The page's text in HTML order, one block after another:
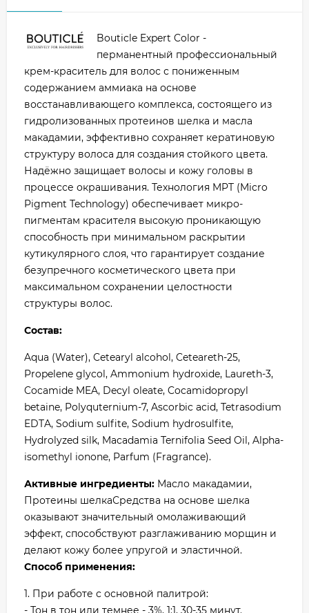
Bouticle Expert Color -
перманентный профессиональный
крем-краситель для волос с пониженным
содержанием аммиака на основе
восстанавливающего комплекса, состоящего из
гидролизованных протеинов шелка и масла
макадамии, эффективно сохраняет кератиновую
структуру волоса для создания стойкого цвета.
Надёжно защищает волосы и кожу головы в
процессе окрашивания. Технология MPT (Micro
Pigment Technology) обеспечивает микро-
пигментам красителя высокую проникающую
способность при минимальном раскрытии
кутикулярного слоя, что гарантирует создание
безупречного косметического цвета при
максимальном сохранении целостности
структуры волос.
Состав:
Aqua (Water), Cetearyl alcohol, Ceteareth-25,
Propelene glycol, Ammonium hydroxide, Laureth-3,
Cocamide MEA, Decyl oleate, Cocamidopropyl
betaine, Polyquternium-7, Ascorbic acid, Tetrasodium
EDTA, Sodium sulfite, Sodium hydrosulfite,
Hydrolyzed silk, Macadamia Ternifolia Seed Oil, Alpha-
isomethyl ionone, Parfum (Fragrance).
Активные ингредиенты: Масло макадамии,
Протеины шелкаСредства на основе шелка
оказывают значительный омолаживающий
эффект, способствуют разглаживанию морщин и
делают кожу более упругой и эластичной.
Способ применения:
1. При работе с основной палитрой: